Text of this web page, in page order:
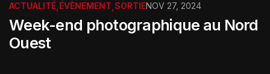
ACTUALITÉ,ÉVÈNEMENT,SORTIENOV 27, 2024
Week-end photographique au Nord
Ouest